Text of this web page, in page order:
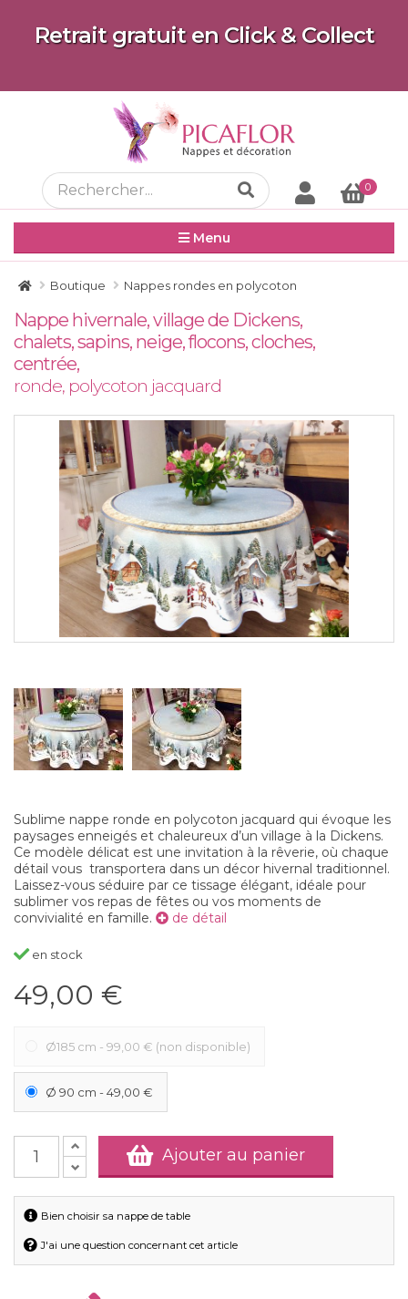
Retrait gratuit en Click & Collect
0
Menu
Boutique Nappes rondes en polycoton
Nappe hivernale, village de Dickens,
chalets, sapins, neige, flocons, cloches,
centrée,
ronde, polycoton jacquard
Sublime nappe ronde en polycoton jacquard qui évoque les
paysages enneigés et chaleureux d’un village à la Dickens.
Ce modèle délicat est une invitation à la rêverie, où chaque
détail vous transportera dans un décor hivernal traditionnel.
Laissez-vous séduire par ce tissage élégant, idéale pour
sublimer vos repas de fêtes ou vos moments de
convivialité en famille.
de détail
en stock
49,00 €
Ø185 cm - 99,00 € (non disponible)
Ø 90 cm -49,00 €
Ajouter au panier
Bien choisir sa nappe de table
J'ai une question concernant cet article